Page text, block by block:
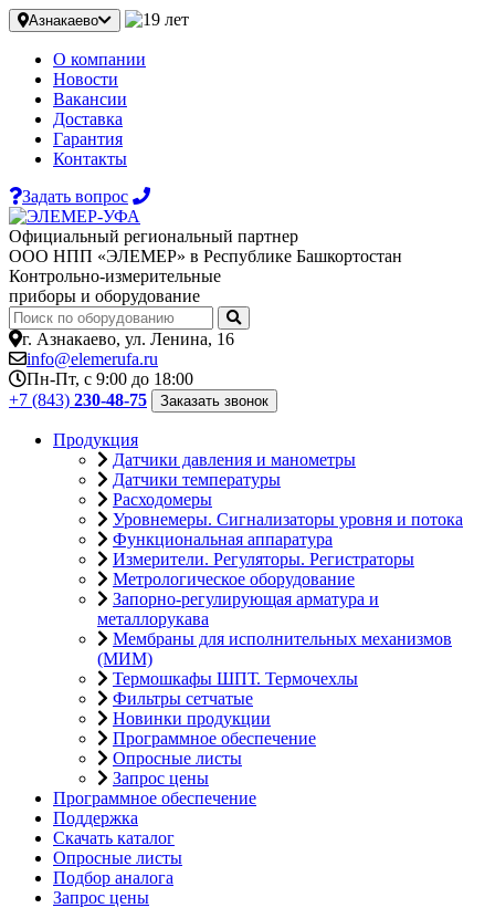
Азнакаево
О компании
Новости
Вакансии
Доставка
Гарантия
Контакты
Задать вопрос
Официальный региональный партнер
ООО НПП «ЭЛЕМЕР» в Республике Башкортостан
Контрольно-измерительные
приборы и оборудование
г. Азнакаево, ул. Ленина, 16
info@elemerufa.ru
Пн-Пт, с 9:00 до 18:00
+7 (843) 230-48-75 Заказать звонок
Продукция
Датчики давления и манометры
Датчики температуры
Расходомеры
Уровнемеры. Сигнализаторы уровня и потока
Функциональная аппаратура
Измерители. Регуляторы. Регистраторы
Метрологическое оборудование
Запорно-регулирующая арматура и
металлорукава
Мембраны для исполнительных механизмов
(МИМ)
Термошкафы ШПТ. Термочехлы
Фильтры сетчатые
Новинки продукции
Программное обеспечение
Опросные листы
Запрос цены
Программное обеспечение
Поддержка
Скачать каталог
Опросные листы
Подбор аналога
Запрос цены